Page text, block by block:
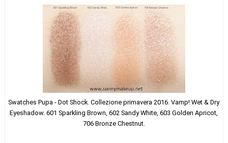
SwatchesPupa - Dot Shock. Collezione primavera 2016. Vamp! Wet & Dry
Eyeshadow.601 Sparkling Brown, 602 Sandy White, 603 Golden Apricot,
706 Bronze Chestnut.